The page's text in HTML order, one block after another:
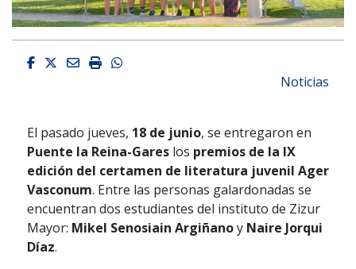
Facebook
Twitter
EmailImprimirWhatsapp
Noticias
El pasado jueves, 18 de junio, se entregaron en
Puente la Reina-Gareslos premios de la IX
edición del certamen de literatura juvenil Ager
Vasconum. Entre las personas galardonadas se
encuentran dos estudiantes del instituto de Zizur
Mayor: Mikel Senosiain Argiñanoy Naire Jorqui
Díaz.